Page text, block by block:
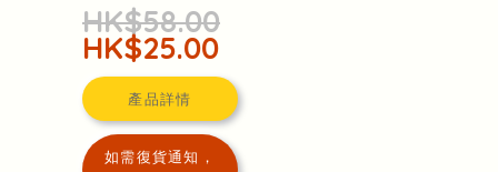
HK$58.00
HK$25.00
產品詳情
如需復貨通知，